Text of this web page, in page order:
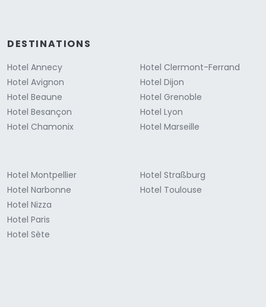
DESTINATIONS
Hotel Annecy
Hotel Avignon
Hotel Beaune
Hotel Besançon
Hotel Chamonix
Hotel Clermont-Ferrand
Hotel Dijon
Hotel Grenoble
Hotel Lyon
Hotel Marseille
Hotel Montpellier
Hotel Narbonne
Hotel Nizza
Hotel Paris
Hotel Sète
Hotel Straßburg
Hotel Toulouse